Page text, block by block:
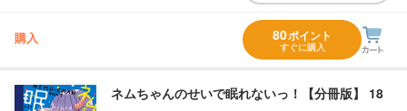
購入 80ポイント
すぐに購入
ネムちゃんのせいで眠れないっ！【分冊版】 18